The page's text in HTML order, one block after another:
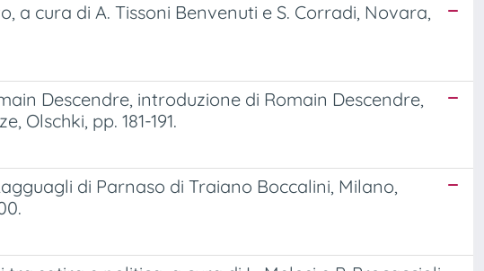
a cura di A. Tissoni Benvenuti e S. Corradi, Novara,
Descendre, introduzione di Romain Descendre,
Olschki, pp. 181-191.
di Parnaso di Traiano Boccalini, Milano,